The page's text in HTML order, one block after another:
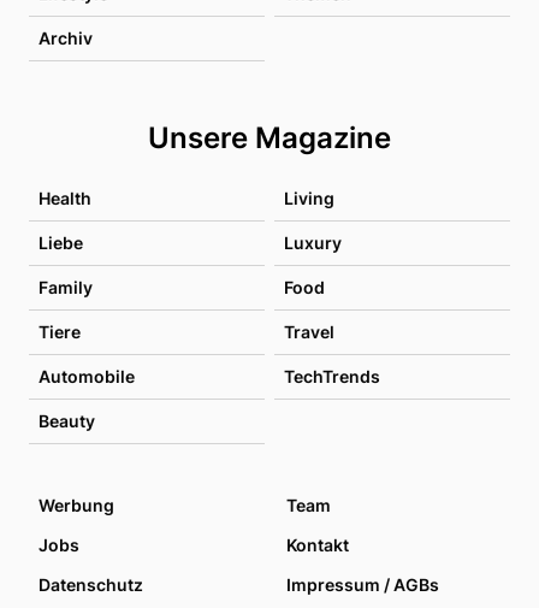
Archiv
Unsere Magazine
Health Living
Liebe Luxury
Family Food
Tiere Travel
Automobile TechTrends
Beauty
Werbung
Team
Jobs
Kontakt
Datenschutz
Impressum / AGBs